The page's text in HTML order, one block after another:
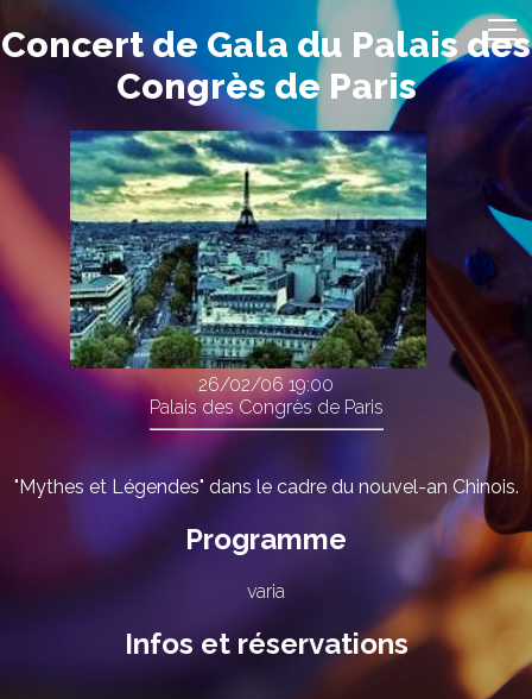
Concert de Gala du Palais des
Congrès de Paris
26/02/06 19:00
Palais des Congrès de Paris
"Mythes et Légendes" dans le cadre du nouvel-an Chinois.
Programme
varia
Infos et réservations